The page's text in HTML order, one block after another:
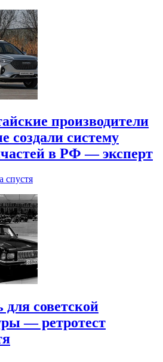
производители
создали систему
в РФ — эксперт
спустя
советской
— ретротест